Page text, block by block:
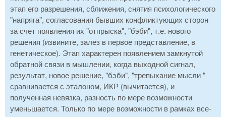
этап его разрешения, сближения, снятия психологического
"напряга", согласования бывших конфликтующих сторон
за счет появления их "отпрыска", "бэби", т.е. нового
решения (извините, залез в первое представление, в
генетическое). Этап характерен появлением замкнутой
обратной связи в мышлении, когда выходной сигнал,
результат, новое решение, "бэби", "трепыхание мысли "
сравнивается с эталоном, ИКР (вычитается), и
полученная невязка, разность по мере возможности
уменьшается. Только по мере возможности в рамках все-